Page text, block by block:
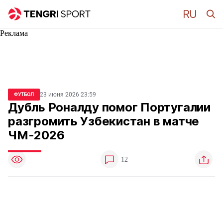
Реклама
ФУТБОЛ 23 июня 2026 23:59
Дубль Роналду помог Португалии
разгромить Узбекистан в матче
ЧМ-2026
12